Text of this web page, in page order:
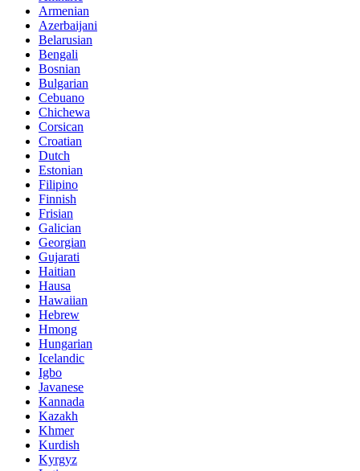
Armenian
Azerbaijani
Belarusian
Bengali
Bosnian
Bulgarian
Cebuano
Chichewa
Corsican
Croatian
Dutch
Estonian
Filipino
Finnish
Frisian
Galician
Georgian
Gujarati
Haitian
Hausa
Hawaiian
Hebrew
Hmong
Hungarian
Icelandic
Igbo
Javanese
Kannada
Kazakh
Khmer
Kurdish
Kyrgyz